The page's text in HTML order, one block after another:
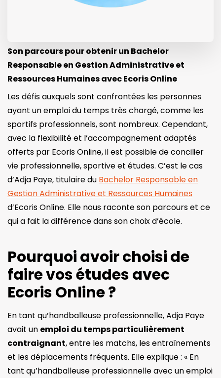
Son parcours pour obtenir un Bachelor
Responsable en Gestion Administrative et
Ressources Humaines avec Ecoris Online
Les défis auxquels sont confrontées les personnes
ayant un emploi du temps très chargé, comme les
sportifs professionnels, sont nombreux. Cependant,
avec la flexibilité et l’accompagnement adaptés
offerts par Ecoris Online, il est possible de concilier
vie professionnelle, sportive et études. C’est le cas
d’Adja Paye, titulaire du Bachelor Responsable en
Gestion Administrative et Ressources Humaines
d’Ecoris Online. Elle nous raconte son parcours et ce
qui a fait la différence dans son choix d’école.
Pourquoi avoir choisi de
faire vos études avec
Ecoris Online ?
En tant qu’handballeuse professionnelle, Adja Paye
avait un emploi du temps particulièrement
contraignant, entre les matchs, les entraînements
et les déplacements fréquents. Elle explique : « En
tant qu’handballeuse professionnelle avec un emploi